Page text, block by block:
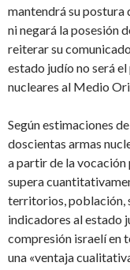
mantendrá su postura
ni negará la posesión
reiterar su
estado judío no será
nucleares al Medio
Según estimaciones
doscientas armas
a partir de la
supera
territorios, población,
indicadores al estado
compresión israelí en
una «ventaja